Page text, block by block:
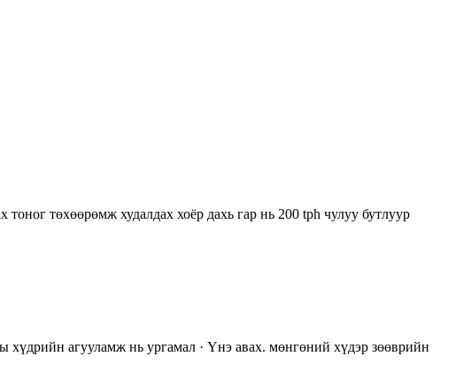
төхөөрөмж худалдах хоёр дахь гар нь 200 tph чулуу бутлуур
хүдрийн агууламж нь ургамал · Үнэ авах. мөнгөний хүдэр зөөврийн